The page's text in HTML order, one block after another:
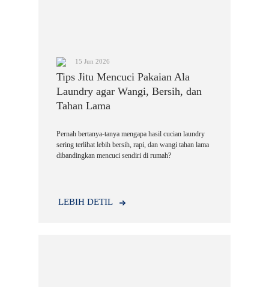
15 Jun 2026
Tips Jitu Mencuci Pakaian Ala
Laundry agar Wangi, Bersih, dan
Tahan Lama
Pernah bertanya-tanya mengapa hasil cucian laundry
sering terlihat lebih bersih, rapi, dan wangi tahan lama
dibandingkan mencuci sendiri di rumah?
LEBIH DETIL